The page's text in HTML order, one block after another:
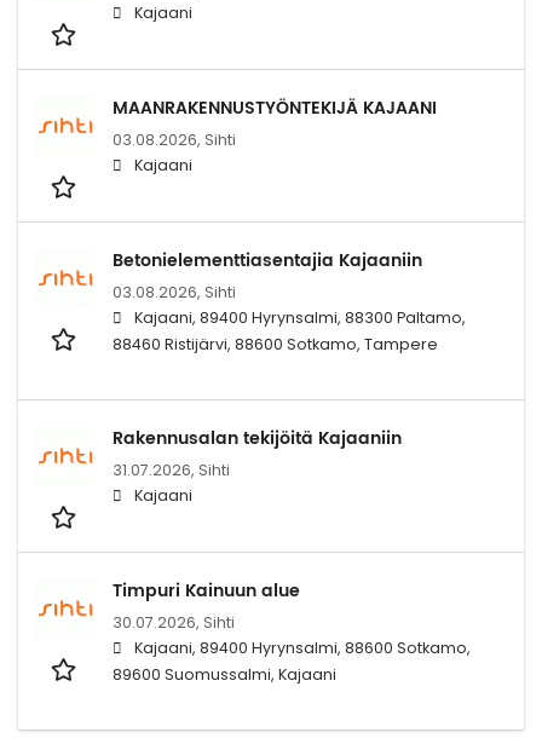
Kajaani
MAANRAKENNUSTYÖNTEKIJÄ KAJAANI
03.08.2026, Sihti
Kajaani
Betonielementtiasentajia Kajaaniin
03.08.2026, Sihti
Kajaani, 89400 Hyrynsalmi, 88300 Paltamo,
88460 Ristijärvi, 88600 Sotkamo, Tampere
Rakennusalan tekijöitä Kajaaniin
31.07.2026, Sihti
Kajaani
Timpuri Kainuun alue
30.07.2026, Sihti
Kajaani, 89400 Hyrynsalmi, 88600 Sotkamo,
89600 Suomussalmi, Kajaani